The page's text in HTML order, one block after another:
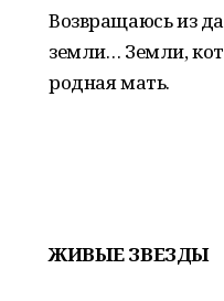
Возвращаюсь из
земли… Земли,
родная мать.
ЖИВЫЕ ЗВЕЗДЫ